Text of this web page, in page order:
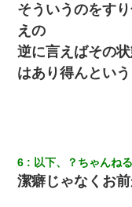
三年働いてたパートを
引先のトップが母方の
全く親しくないママ友
【不幸な結婚式】新郎
そういうのをす
えの
逆に言えばその
はあり得んとい
6 以下、？ちゃんね
潔癖じゃなくお